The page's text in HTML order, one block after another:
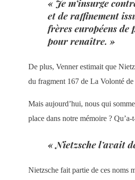
« Je m’insurge
et de raffinement
frères européens
pour renaître. »
De plus, Venner estimait que
du fragment 167 de La Volonté
Mais aujourd’hui, nous qui
place dans notre mémoire ?
« Nietzsche l’avait
Nietzsche fait partie de ces noms